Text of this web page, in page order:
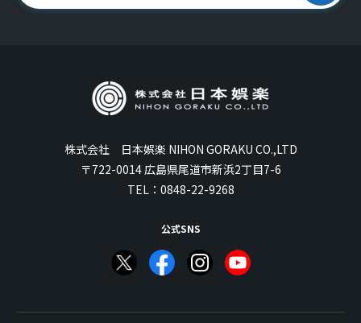
株式会社 日本娯楽 NIHON GORAKU CO.,LTD
〒722-0014 広島県尾道市新浜2丁目7-6
TEL： 0848-22-9268
公式SNS